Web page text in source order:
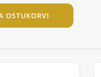
OSTUKORVI